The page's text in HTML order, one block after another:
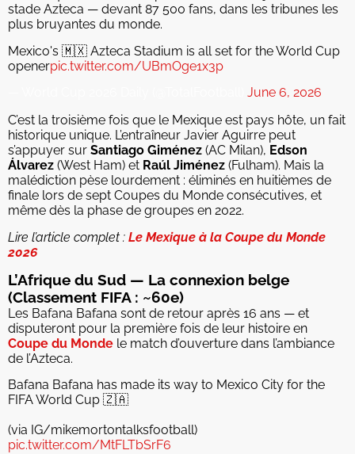
stade Azteca — devant 87 500 fans, dans les tribunes les
plus bruyantes du monde.
Mexico's 🇲🇽 Azteca Stadium is all set for the World Cup
openerpic.twitter.com/UBmOge1x3p
June 6, 2026
C’est la troisième fois que le Mexique est pays hôte, un fait
historique unique. L’entraîneur Javier Aguirre peut
s’appuyer sur Santiago Giménez (AC Milan), Edson
Álvarez (West Ham) et Raúl Jiménez (Fulham). Mais la
malédiction pèse lourdement : éliminés en huitièmes de
finale lors de sept Coupes du Monde consécutives, et
même dès la phase de groupes en 2022.
Lire l’article complet : Le Mexique à la Coupe du Monde
2026
L’Afrique du Sud — La connexion belge
(Classement FIFA : ~60e)
Les Bafana Bafana sont de retour après 16 ans — et
disputeront pour la première fois de leur histoire en
Coupe du Monde le match d’ouverture dans l’ambiance
de l’Azteca.
Bafana Bafana has made its way to Mexico City for the
FIFA World Cup 🇿🇦
(via IG/mikemortontalksfootball)
pic.twitter.com/MtFLTbSrF6